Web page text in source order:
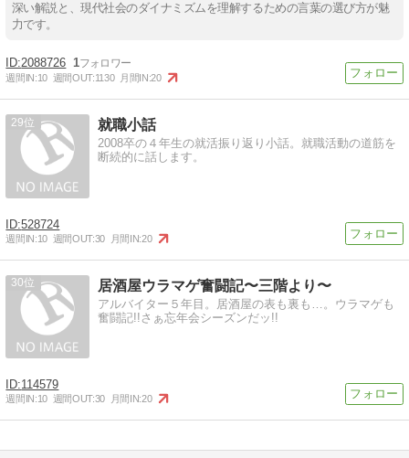
深い解説と、現代社会のダイナミズムを理解するための言葉の選び方が魅
力です。
2088726 1
週間IN:10 週間OUT:1130 月間IN:20
29 就職小話
2008卒の４年生の就活振り返り小話。就職活動の道筋を
断続的に話します。
528724
週間IN:10 週間OUT:30 月間IN:20
30 居酒屋ウラマゲ奮闘記〜三階より〜
アルバイター５年目。居酒屋の表も裏も…。ウラマゲも
奮闘記!!さぁ忘年会シーズンだッ!!
114579
週間IN:10 週間OUT:30 月間IN:20